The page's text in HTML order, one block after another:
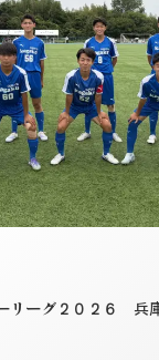
リーグ２０２６ 兵